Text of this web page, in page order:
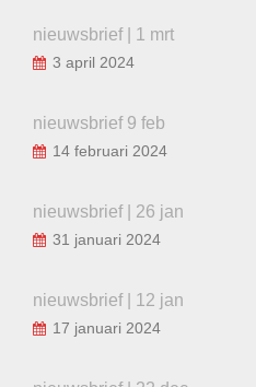
nieuwsbrief | 1 mrt
3 april 2024
nieuwsbrief 9 feb
14 februari 2024
nieuwsbrief | 26 jan
31 januari 2024
nieuwsbrief | 12 jan
17 januari 2024